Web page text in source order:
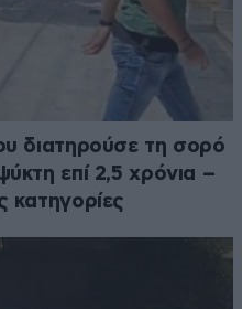
διατηρούσε τη σορό
επί 2,5 χρόνια –
κατηγορίες